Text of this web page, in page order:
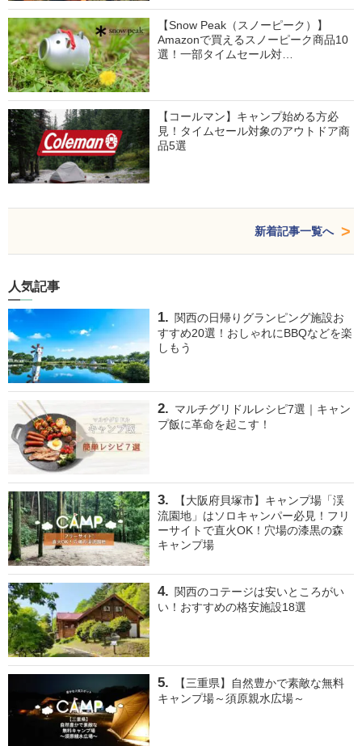
【Snow Peak（スノーピーク）】
Amazonで買えるスノーピーク商品10
選！一部タイムセール対…
【コールマン】キャンプ始める方必
見！タイムセール対象のアウトドア商
品5選
新着記事一覧へ
人気記事
関西の日帰りグランピング施設お
すすめ20選！おしゃれにBBQなどを楽
しもう
マルチグリドルレシピ7選｜キャン
プ飯に革命を起こす！
【大阪府貝塚市】キャンプ場「渓
流園地」はソロキャンパー必見！フリ
ーサイトで直火OK！穴場の漆黒の森
キャンプ場
関西のコテージは安いところがい
い！おすすめの格安施設18選
【三重県】自然豊かで素敵な無料
キャンプ場～須原親水広場～